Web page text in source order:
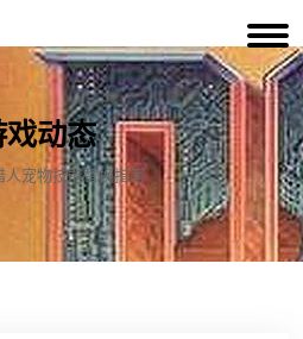
戏动态
人宠物技能替换指南